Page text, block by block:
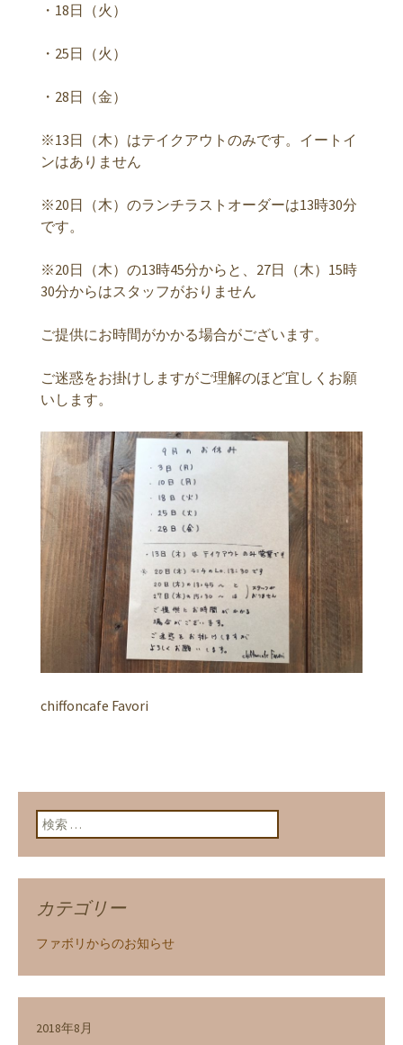
・18日（火）
・25日（火）
・28日（金）
※13日（木）はテイクアウトのみです。イートイ
ンはありません
※20日（木）のランチラストオーダーは13時30分
です。
※20日（木）の13時45分からと、27日（木）15時
30分からはスタッフがおりません
ご提供にお時間がかかる場合がございます。
ご迷惑をお掛けしますがご理解のほど宜しくお願
いします。
chiffoncafe Favori
検索:
カテゴリー
ファボリからのお知らせ
2018年8月